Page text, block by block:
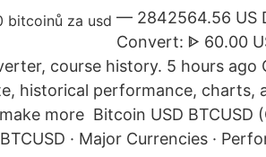
— 2842564.56 US
Convert: ᐈ 60.00
course history. 5 hours ago
historical performance,
more Bitcoin USD BTCUSD
· Major Currencies ·